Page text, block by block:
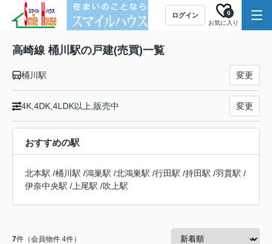
ログイン
お気に入り
0
高崎線 桶川駅の戸建(売買)一覧
桶川駅 変更
4K,4DK,4LDK以上,販売中 変更
おすすめの駅
北本駅 /桶川駅 /鴻巣駅 /北鴻巣駅 /行田駅 /持田駅 /羽貫駅 /
伊奈中央駅 / 上尾駅 /吹上駅
7件（会員物件 4件）